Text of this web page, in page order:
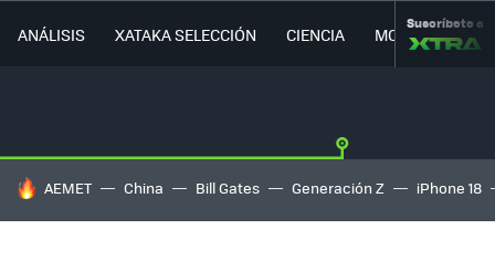
ANÁLISIS XATAKA SELECCIÓN CIENCIA MOVILIDAD
Suscríbete a
HOY SE HABLA DE
AEMET China Bill Gates Generación Z iPhone 18